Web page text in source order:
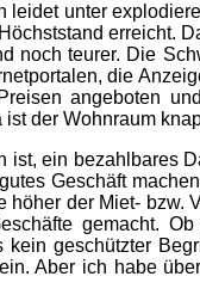
unter
erreicht.
teurer. Die
die
angeboten
der Wohnraum
ein bezahlbares
Geschäft
der Miet-
gemacht.
geschützter
Aber ich habe